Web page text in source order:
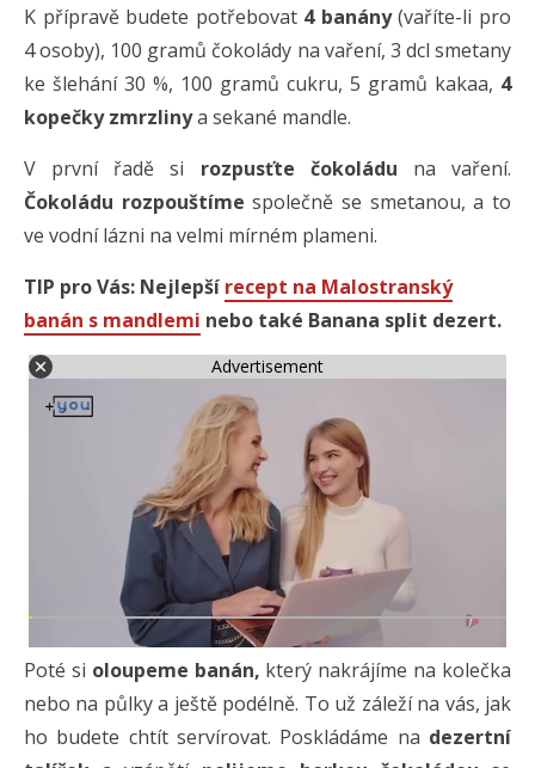
K přípravě budete potřebovat 4 banány(vaříte-li pro
4 osoby), 100 gramů čokolády na vaření, 3 dcl smetany
ke šlehání 30 %, 100 gramů cukru, 5 gramů kakaa, 4
kopečky zmrzlinya sekané mandle.
V první řadě si rozpusťte čokoládu na vaření.
Čokoládu rozpouštíme společně se smetanou, a to
ve vodní lázni na velmi mírném plameni.
TIP pro Vás: Nejlepší recept na Malostranský
banán s mandlemi nebo také Banana split dezert.
Advertisement
Poté si oloupeme banán, který nakrájíme na kolečka
nebo na půlky a ještě podélně. To už záleží na vás, jak
ho budete chtít servírovat. Poskládáme na dezertní